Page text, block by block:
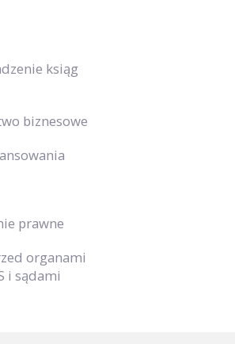
ksiąg
biznesowe
prawne
organami
i sądami